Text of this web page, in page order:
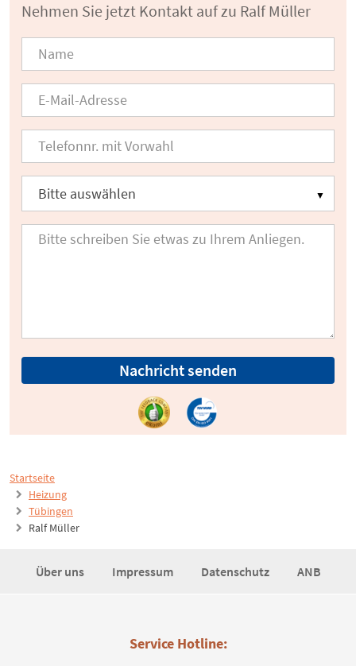
Startseite
Heizung
Tübingen
Ralf Müller
Nehmen Sie jetzt Kontakt auf zu Ralf Müller
Nachricht senden
Über uns Impressum Datenschutz ANB
Service Hotline: